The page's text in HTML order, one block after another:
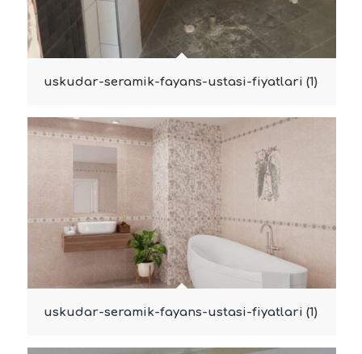
uskudar-seramik-fayans-ustasi-fiyatlari (1)
uskudar-seramik-fayans-ustasi-fiyatlari (1)